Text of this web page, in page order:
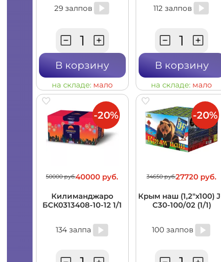
29 залпов
В корзину
на складе: мало
112 залпов
В корзину
на складе: мало
50000 руб.40000 руб.
Килиманджаро
БСК0313408-10-12 1/1
134 залпа
-20%
34650 руб.27720 руб.
Крым наш (1,2"х100)
C30-100/02 (1/1)
100 залпов
-20%